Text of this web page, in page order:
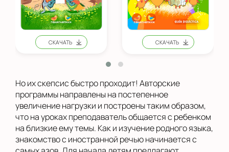
Но их скепсис быстро проходит! Авторские
программы направлены на постепенное
увеличение нагрузки и построены таким образом,
что на уроках преподаватель общается с ребенком
на близкие ему темы. Как и изучение родного языка,
знакомство с иностранной речью начинается с